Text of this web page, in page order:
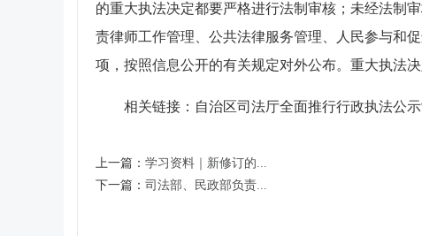
的重大执法决定都要严格进行法制审核；未经法制
责律师工作管理、公共法律服务管理、人民参与和
项，按照信息公开的有关规定对外公布。重大执法
相关链接：自治区司法厅全面推行行政执法公
上一篇： 学习资料｜新修订的...
下一篇： 司法部、民政部负责...